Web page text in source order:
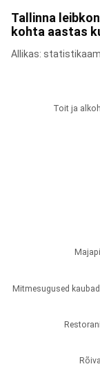
Tallinna
kohta aastas
Allikas:
Toit ja
Mitmesugused